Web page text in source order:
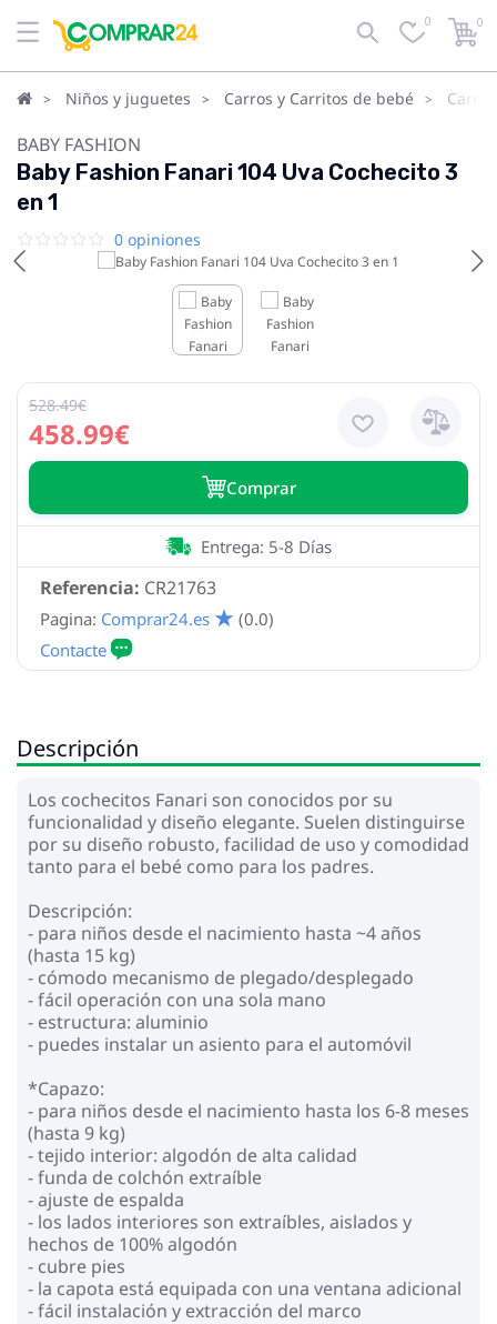
0 0
Niños y juguetes Carros y Carritos de bebé
BABY FASHION
Baby Fashion Fanari 104 Uva Cochecito 3
en 1
0 opiniones
458.99€
528.49€
Сomprar
Referencia: CR21763
Entrega: 5-8 Días
Pagina: Comprar24.es (0.0)
Descripción
Los cochecitos Fanari son conocidos por su
funcionalidad y diseño elegante. Suelen distinguirse
por su diseño robusto, facilidad de uso y comodidad
tanto para el bebé como para los padres.
Descripción:
- para niños desde el nacimiento hasta ~4 años
(hasta 15 kg)
- cómodo mecanismo de plegado/desplegado
- fácil operación con una sola mano
- estructura: aluminio
- puedes instalar un asiento para el automóvil
*Capazo:
- para niños desde el nacimiento hasta los 6-8 meses
(hasta 9 kg)
- tejido interior: algodón de alta calidad
- funda de colchón extraíble
- ajuste de espalda
- los lados interiores son extraíbles, aislados y
hechos de 100% algodón
- cubre pies
- la capota está equipada con una ventana adicional
- fácil instalación y extracción del marco